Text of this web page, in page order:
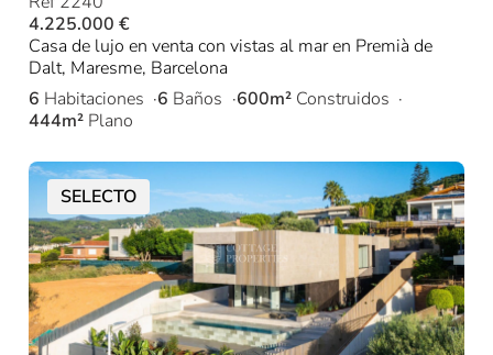
4.225.000 €
Casa de lujo en venta con vistas al mar en Premià de
Dalt, Maresme, Barcelona
6 Habitaciones 6 Baños 600m² Construidos
444m² Plano
SELECTO